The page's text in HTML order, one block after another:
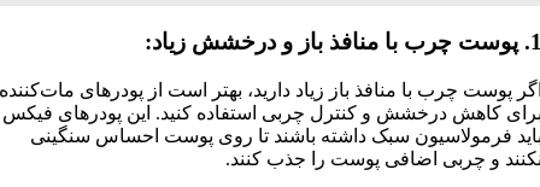
و درخشش زیاد:
پوست چرب با منافذ باز زیاد دارید، بهتر است از پودرهای مات‌کننده
کاهش درخشش و کنترل چربی استفاده کنید. این پودرهای فیکس
فرمولاسیون سبک داشته باشند تا روی پوست احساس سنگینی
و چربی اضافی پوست را جذب کنند.